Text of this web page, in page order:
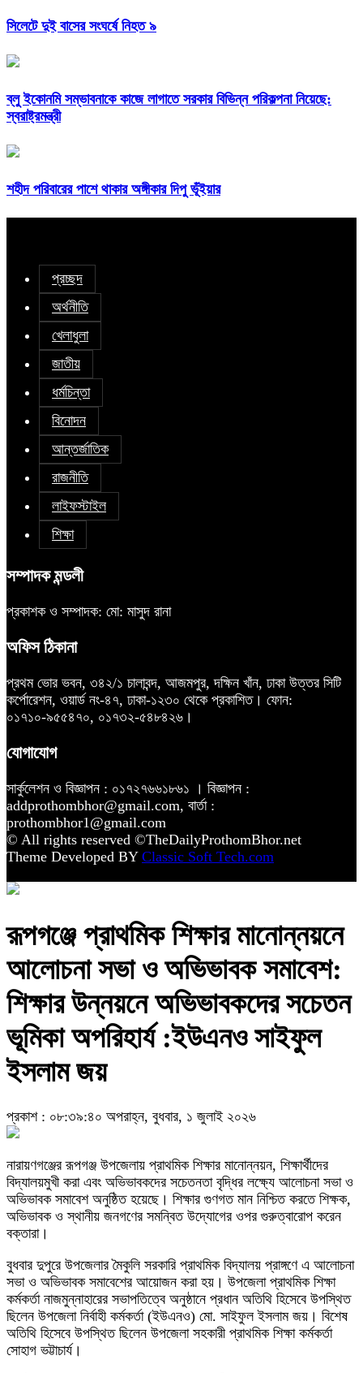
সিলেটে দুই বাসের সংঘর্ষে নিহত ৯
ব্লু ইকোনমি সম্ভাবনাকে কাজে লাগাতে সরকার বিভিন্ন পরিকল্পনা নিয়েছে:
স্বরাষ্ট্রমন্ত্রী
শহীদ পরিবারের পাশে থাকার অঙ্গীকার দিপু ভূঁইয়ার
প্রচ্ছদ
অর্থনীতি
খেলাধুলা
জাতীয়
ধর্মচিন্তা
বিনোদন
আন্তর্জাতিক
রাজনীতি
লাইফস্টাইল
শিক্ষা
সম্পাদক মন্ডলী
প্রকাশক ও সম্পাদক: মো: মাসুদ রানা
অফিস ঠিকানা
প্রথম ভোর ভবন, ৩৪২/১ চালাবন্দ, আজমপুর, দক্ষিন খাঁন, ঢাকা উত্তর সিটি
কর্পোরেশন, ওয়ার্ড নং-৪৭, ঢাকা-১২৩০ থেকে প্রকাশিত। ফোন:
০১৭১০-৯৫৫৪৭০, ০১৭৩২-৫৪৮৪২৬।
যোগাযোগ
সার্কুলেশন ও বিজ্ঞাপন : ০১৭২৭৬৬১৮৬১ । বিজ্ঞাপন :
addprothombhor@gmail.com, বার্তা :
prothombhor1@gmail.com
© All rights reserved ©TheDailyProthomBhor.net
Theme Developed BY Classic Soft Tech.com
রূপগঞ্জে প্রাথমিক শিক্ষার মানোন্নয়নে
আলোচনা সভা ও অভিভাবক সমাবেশ:
শিক্ষার উন্নয়নে অভিভাবকদের সচেতন
ভূমিকা অপরিহার্য :ইউএনও সাইফুল
ইসলাম জয়
প্রকাশ : ০৮:৩৯:৪০ অপরাহ্ন, বুধবার, ১ জুলাই ২০২৬
নারায়ণগঞ্জের রূপগঞ্জ উপজেলায় প্রাথমিক শিক্ষার মানোন্নয়ন, শিক্ষার্থীদের
বিদ্যালয়মুখী করা এবং অভিভাবকদের সচেতনতা বৃদ্ধির লক্ষ্যে আলোচনা সভা ও
অভিভাবক সমাবেশ অনুষ্ঠিত হয়েছে। শিক্ষার গুণগত মান নিশ্চিত করতে শিক্ষক,
অভিভাবক ও স্থানীয় জনগণের সমন্বিত উদ্যোগের ওপর গুরুত্বারোপ করেন
বক্তারা।
বুধবার দুপুরে উপজেলার মৈকুলি সরকারি প্রাথমিক বিদ্যালয় প্রাঙ্গণে এ আলোচনা
সভা ও অভিভাবক সমাবেশের আয়োজন করা হয়। উপজেলা প্রাথমিক শিক্ষা
কর্মকর্তা নাজমুন্নাহারের সভাপতিত্বে অনুষ্ঠানে প্রধান অতিথি হিসেবে উপস্থিত
ছিলেন উপজেলা নির্বাহী কর্মকর্তা (ইউএনও) মো. সাইফুল ইসলাম জয়। বিশেষ
অতিথি হিসেবে উপস্থিত ছিলেন উপজেলা সহকারী প্রাথমিক শিক্ষা কর্মকর্তা
সোহাগ ভট্টাচার্য।